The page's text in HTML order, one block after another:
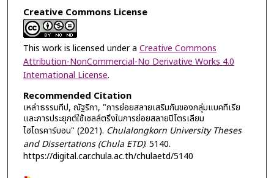
Creative Commons License
This work is licensed under a Creative Commons
Attribution-NonCommercial-No Derivative Works 4.0
International License.
Recommended Citation
เหล่าธรรมทีป, ณัฐริกา, "การย่อยสลายเสริมกันของกลุ่มแบคทีเรีย
และการประยุกต์ใช้เซลล์ตรึงในการย่อยสลายปิโตรเลียม
ไฮโดรคาร์บอน" (2021). Chulalongkorn University Theses
and Dissertations (Chula ETD). 5140.
https://digital.car.chula.ac.th/chulaetd/5140